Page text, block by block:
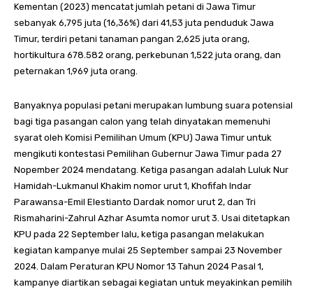
Kementan (2023) mencatat jumlah petani di Jawa Timur
sebanyak 6,795 juta (16,36%) dari 41,53 juta penduduk Jawa
Timur, terdiri petani tanaman pangan 2,625 juta orang,
hortikultura 678.582 orang, perkebunan 1,522 juta orang, dan
peternakan 1,969 juta orang.
Banyaknya populasi petani merupakan lumbung suara potensial
bagi tiga pasangan calon yang telah dinyatakan memenuhi
syarat oleh Komisi Pemilihan Umum (KPU) Jawa Timur untuk
mengikuti kontestasi Pemilihan Gubernur Jawa Timur pada 27
Nopember 2024 mendatang. Ketiga pasangan adalah Luluk Nur
Hamidah-Lukmanul Khakim nomor urut 1, Khofifah Indar
Parawansa-Emil Elestianto Dardak nomor urut 2, dan Tri
Rismaharini-Zahrul Azhar Asumta nomor urut 3. Usai ditetapkan
KPU pada 22 September lalu, ketiga pasangan melakukan
kegiatan kampanye mulai 25 September sampai 23 November
2024. Dalam Peraturan KPU Nomor 13 Tahun 2024 Pasal 1,
kampanye diartikan sebagai kegiatan untuk meyakinkan pemilih